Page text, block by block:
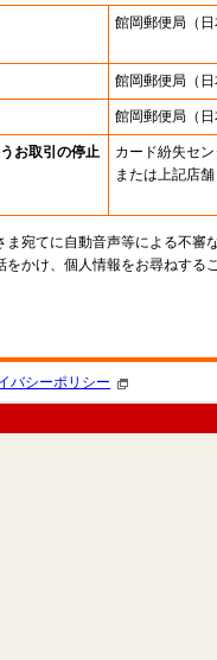
館岡郵便局 （
館岡郵便局 （
館岡郵便局 （
お取引の停止
カード紛失セ
または上記店舗
ま宛てに自動音声等による不審
をかけ、個人情報をお尋ねする
バシーポリシー